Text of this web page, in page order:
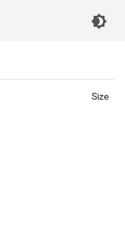
brightness_4
Size